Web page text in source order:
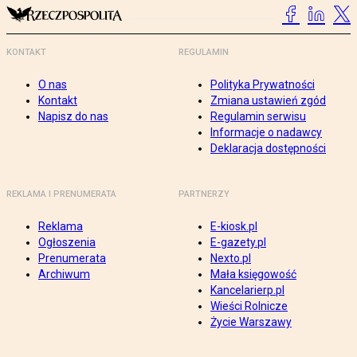
KONTAKT
O nas
Kontakt
Napisz do nas
REGULAMIN
Polityka Prywatności
Zmiana ustawień zgód
Regulamin serwisu
Informacje o nadawcy
Deklaracja dostępności
REKLAMA I PRENUMERATA
Reklama
Ogłoszenia
Prenumerata
Archiwum
PARTNERZY
E-kiosk.pl
E-gazety.pl
Nexto.pl
Mała księgowość
Kancelarierp.pl
Wieści Rolnicze
Życie Warszawy